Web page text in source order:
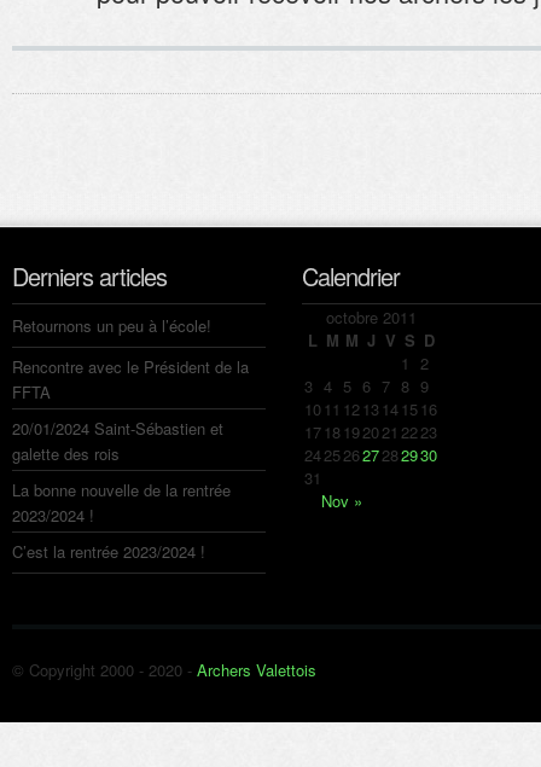
Derniers articles
Retournons un peu à l’école!
Rencontre avec le Président de la
FFTA
20/01/2024 Saint-Sébastien et
galette des rois
La bonne nouvelle de la rentrée
2023/2024 !
C’est la rentrée 2023/2024 !
Calendrier
octobre 2011
L M M J V S D
1 2
3 4 5 6 7 8 9
10 11 12 13 14 15 16
17 18 192021 2223
24252627282930
31
Nov »
© Copyright 2000 - 2020 - Archers Valettois